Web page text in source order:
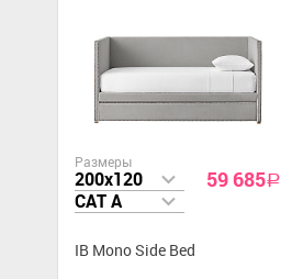
Размеры
200x120
CAT A
59 685a
IB Mono Side Bed